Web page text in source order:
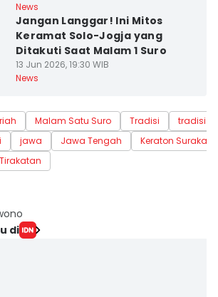
News
Jangan Langgar! Ini Mitos
Keramat Solo-Jogja yang
Ditakuti Saat Malam 1 Suro
13 Jun 2026, 19:30 WIB
News
Malam Satu Suro Tradisi
tradisi
jawa Jawa Tengah
Keraton
Tirakatan
di